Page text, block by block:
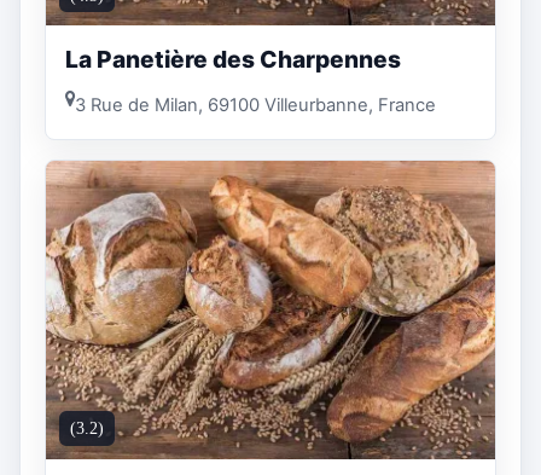
La Panetière des Charpennes
3 Rue de Milan, 69100 Villeurbanne, France
(3.2)